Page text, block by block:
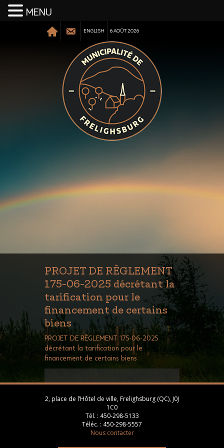
ENGLISH 6 AOÛT 2026
PROJET DE RÈGLEMENT
175-06-2025 décrétant la
tarification pour le
financement de certains
biens
PROJET DE RÈGLEMENT 175-06-2025
décrétant la tarification pour le
financement de certains biens
2, place de l’Hôtel de ville, Frelighsburg (QC), J0J
1C0
Tél. : 450-298-5133
Téléc. : 450-298-5557
Nous contacter
MENU